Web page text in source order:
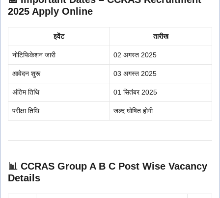
2025 Apply Online
इवेंट तारीख
नोटिफिकेशन जारी 02 अगस्त 2025
आवेदन शुरू 03 अगस्त 2025
अंतिम तिथि 01 सितंबर 2025
परीक्षा तिथि जल्द घोषित होगी
📊 CCRAS Group A B C Post Wise Vacancy
Details